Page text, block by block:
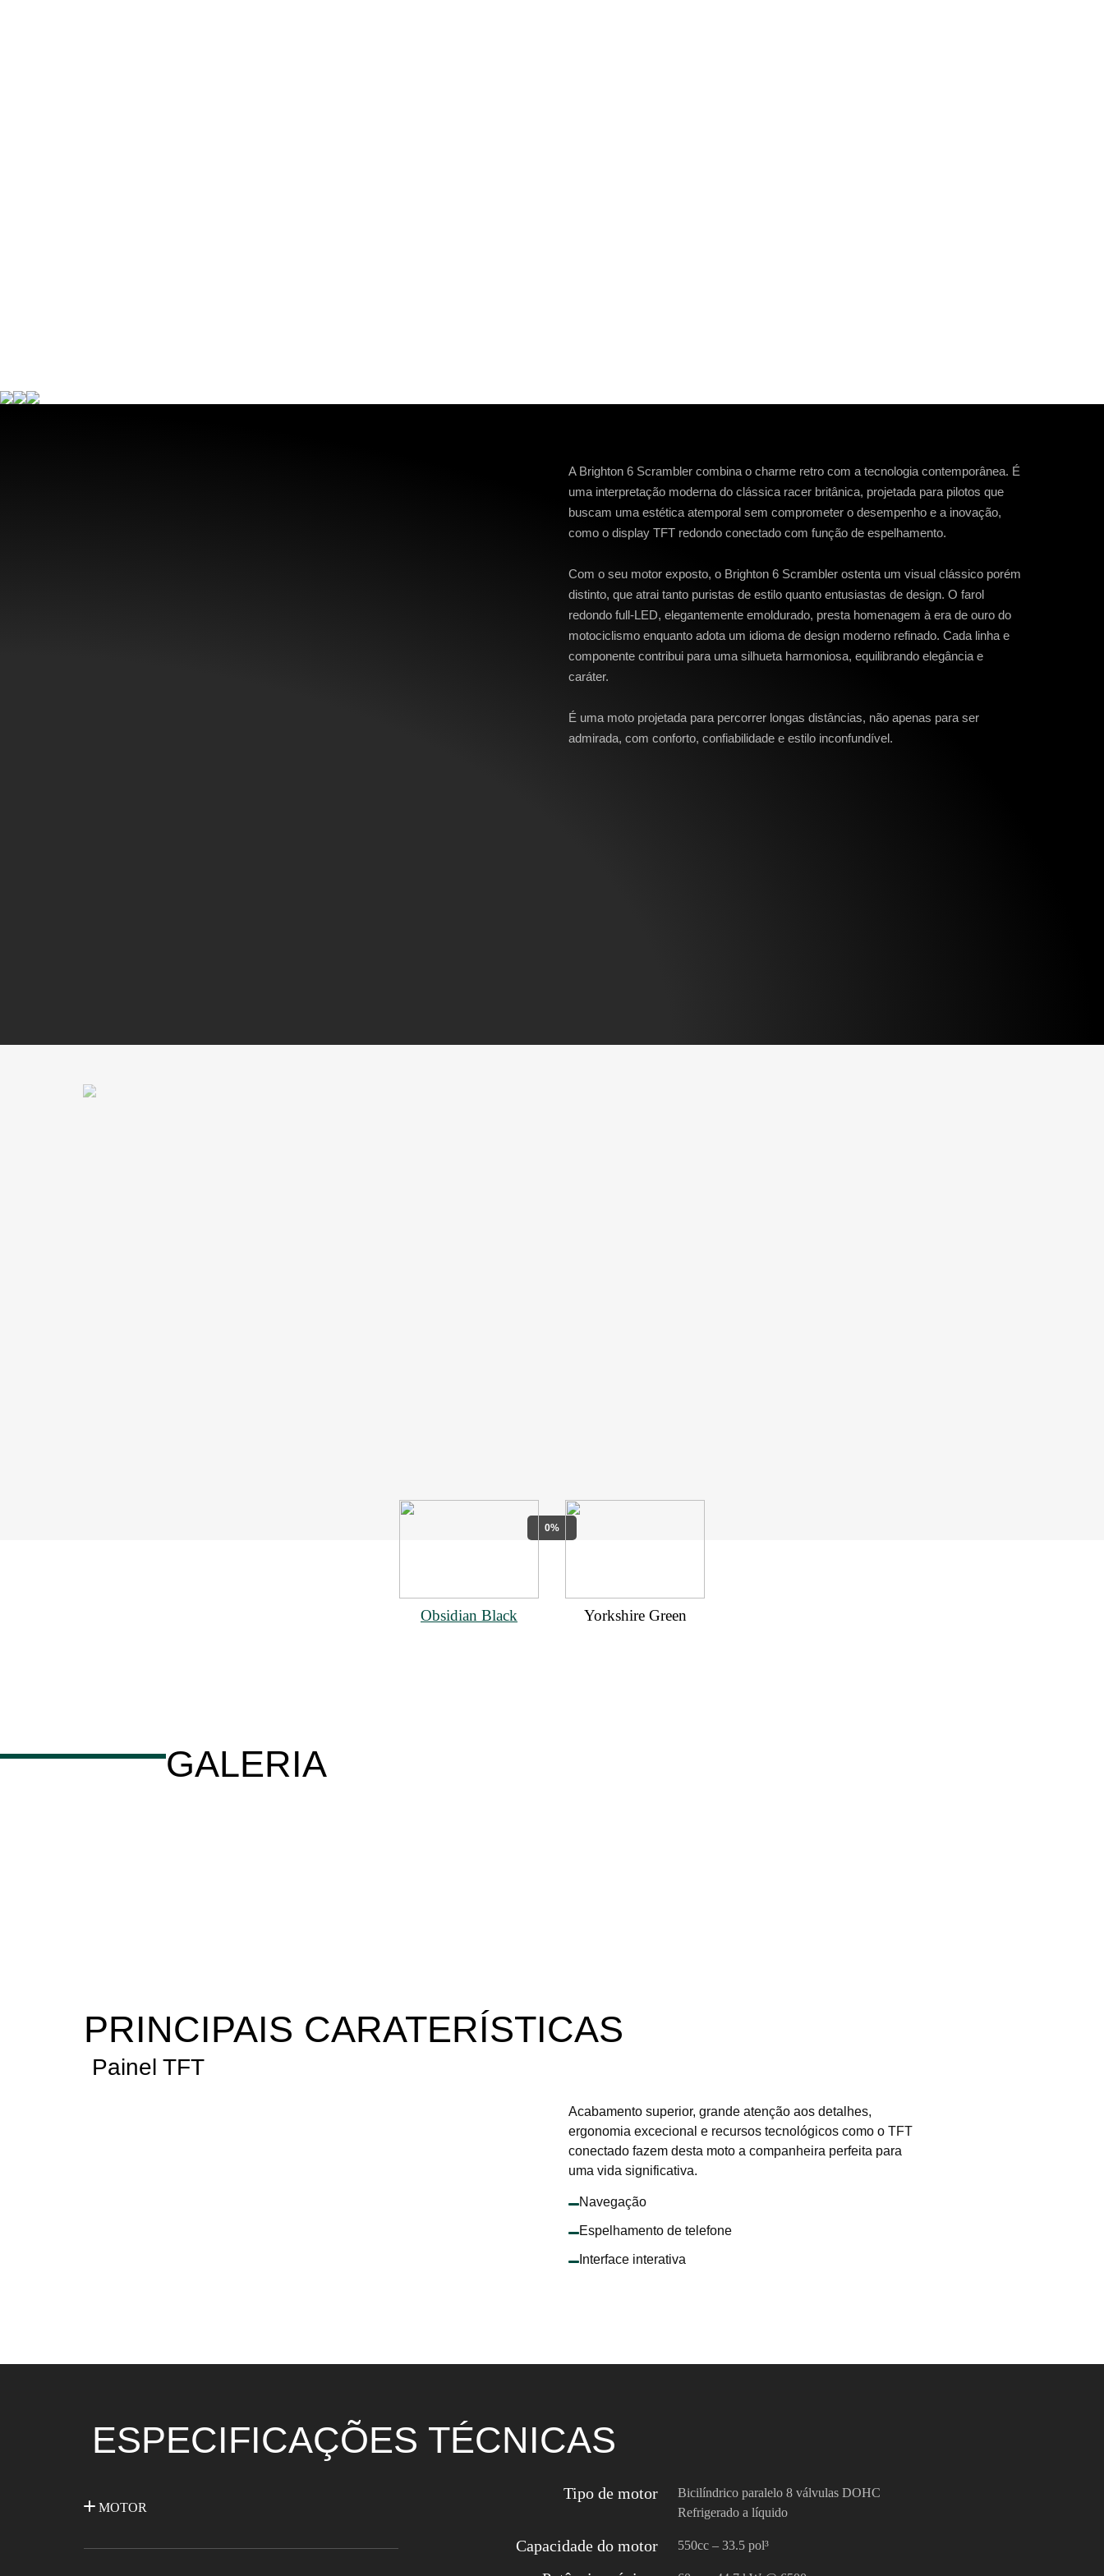
A Brighton 6 Scrambler combina o charme retro com a tecnologia contemporânea. É
uma interpretação moderna do clássica racer britânica, projetada para pilotos que
buscam uma estética atemporal sem comprometer o desempenho e a inovação,
como o display TFT redondo conectado com função de espelhamento.
Com o seu motor exposto, o Brighton 6 Scrambler ostenta um visual clássico porém
distinto, que atrai tanto puristas de estilo quanto entusiastas de design. O farol
redondo full-LED, elegantemente emoldurado, presta homenagem à era de ouro do
motociclismo enquanto adota um idioma de design moderno refinado. Cada linha e
componente contribui para uma silhueta harmoniosa, equilibrando elegância e
caráter.
É uma moto projetada para percorrer longas distâncias, não apenas para ser
admirada, com conforto, confiabilidade e estilo inconfundível.
0%
Obsidian Black Yorkshire Green
GALERIA
PRINCIPAIS CARATERÍSTICAS
Painel TFT
Acabamento superior, grande atenção aos detalhes,
ergonomia excecional e recursos tecnológicos como o TFT
conectado fazem desta moto a companheira perfeita para
uma vida significativa.
Navegação
Espelhamento de telefone
Interface interativa
ESPECIFICAÇÕES TÉCNICAS
MOTOR
Tipo de motor
Bicilíndrico paralelo 8 válvulas DOHC
Refrigerado a líquido
Capacidade do motor 550cc – 33.5 pol³